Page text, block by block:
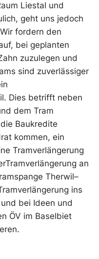
Liestal und
geht uns jedoch
fordern den
bei geplanten
zuzulegen und
sind zuverlässiger
Dies betrifft neben
dem Tram
Baukredite
kommen, ein
Tramverlängerung
an
Therwil–
ins
bei Ideen und
ÖV im Baselbiet